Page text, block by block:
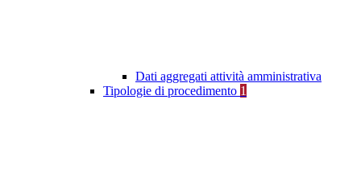
Dati aggregati attività amministrativa
Tipologie di procedimento 1